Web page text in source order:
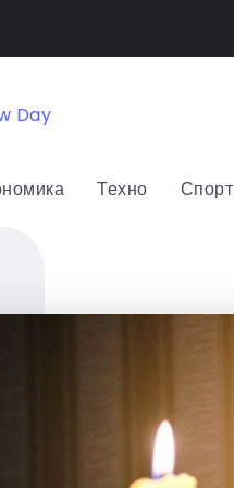
Техно Спорт